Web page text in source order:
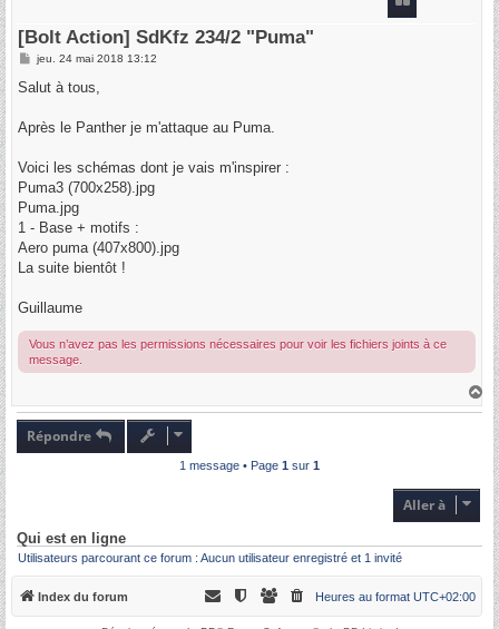
[Bolt Action] SdKfz 234/2 "Puma"
M
s
g
jeu. 24 mai 2018 13:12
Salut à tous,
Après le Panther je m'attaque au Puma.
Voici les schémas dont je vais m'inspirer :
Puma3 (700x258).jpg
Puma.jpg
1 - Base + motifs :
Aero puma (407x800).jpg
La suite bientôt !
Guillaume
Vous n’avez pas les permissions nécessaires pour voir les fichiers joints à ce
message.
H
Répondre
1 message • Page 1 sur 1
Aller à
Qui est en ligne
Utilisateurs parcourant ce forum : Aucun utilisateur enregistré et 1 invité
Index du forum Heures au format UTC+02:00